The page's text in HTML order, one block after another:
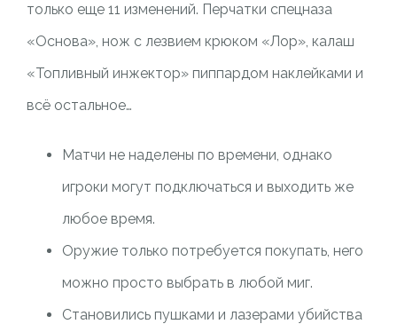
только еще 11 изменений. Перчатки спецназа
«Основа», нож с лезвием крюком «Лор», калаш
«Топливный инжектор» пиппардом наклейками и
всё остальное…
Матчи не наделены по времени, однако
игроки могут подключаться и выходить же
любое время.
Оружие только потребуется покупать, него
можно просто выбрать в любой миг.
Становились пушками и лазерами убийства